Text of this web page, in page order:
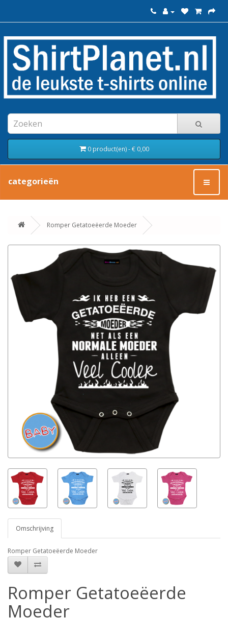
0 product(en) - € 0,00
categorieën
Romper Getatoeëerde Moeder
Omschrijving
Romper Getatoeëerde Moeder
Romper Getatoeëerde
Moeder